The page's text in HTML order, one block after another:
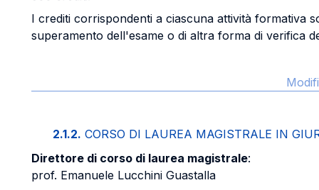
I crediti corrispondenti a ciascuna attività formativa
superamento dell'esame o di altra forma di verifica
2.1.2. CORSO DI LAUREA MAGISTRALE IN
Direttore di corso di laurea magistrale:
prof. Emanuele Lucchini Guastalla